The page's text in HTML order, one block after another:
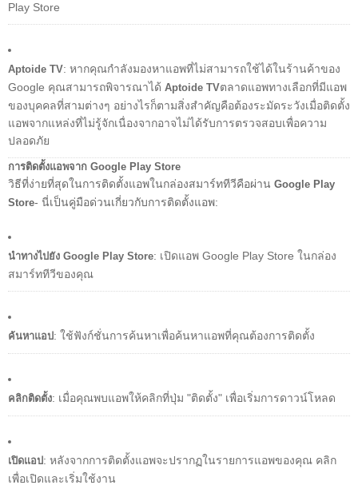
Play Store
Aptoide TV: หากคุณกำลังมองหาแอพที่ไม่สามารถใช้ได้ในร้านค้าของ
Google คุณสามารถพิจารณาได้ Aptoide TVตลาดแอพทางเลือกที่มีแอพ
ของบุคคลที่สามต่างๆ อย่างไรก็ตามสิ่งสำคัญคือต้องระมัดระวังเมื่อติดตั้ง
แอพจากแหล่งที่ไม่รู้จักเนื่องจากอาจไม่ได้รับการตรวจสอบเพื่อความ
ปลอดภัย
การติดตั้งแอพจาก Google Play Store
วิธีที่ง่ายที่สุดในการติดตั้งแอพในกล่องสมาร์ททีวีคือผ่าน Google Play
Store- นี่เป็นคู่มือด่วนเกี่ยวกับการติดตั้งแอพ:
นำทางไปยัง Google Play Store: เปิดแอพ Google Play Store ในกล่อง
สมาร์ททีวีของคุณ
ค้นหาแอป: ใช้ฟังก์ชั่นการค้นหาเพื่อค้นหาแอพที่คุณต้องการติดตั้ง
คลิกติดตั้ง: เมื่อคุณพบแอพให้คลิกที่ปุ่ม "ติดตั้ง" เพื่อเริ่มการดาวน์โหลด
เปิดแอป: หลังจากการติดตั้งแอพจะปรากฏในรายการแอพของคุณ คลิก
เพื่อเปิดและเริ่มใช้งาน